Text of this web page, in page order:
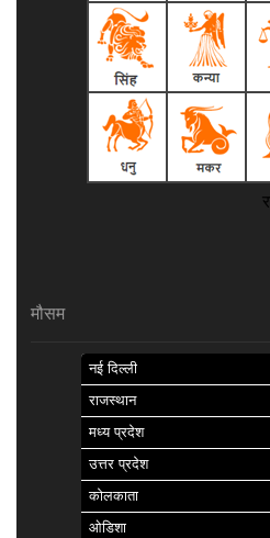
मौसम
नई दिल्ली
राजस्थान
मध्य प्रदेश
उत्तर प्रदेश
कोलकाता
ओडिशा